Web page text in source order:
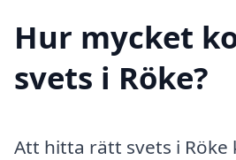
Hur mycket
svets i Röke?
Att hitta rätt svets i Röke